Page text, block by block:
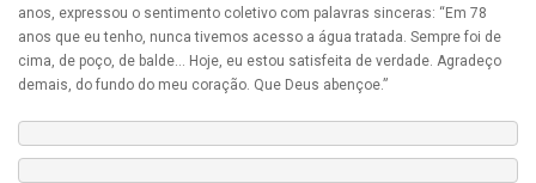
anos, expressou o sentimento coletivo com palavras sinceras: “Em 78
anos que eu tenho, nunca tivemos acesso a água tratada. Sempre foi de
cima, de poço, de balde… Hoje, eu estou satisfeita de verdade. Agradeço
demais, do fundo do meu coração. Que Deus abençoe.”